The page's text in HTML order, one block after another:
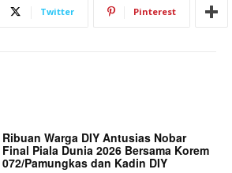
Twitter Pinterest
Ribuan Warga DIY Antusias Nobar
Final Piala Dunia 2026 Bersama Korem
072/Pamungkas dan Kadin DIY